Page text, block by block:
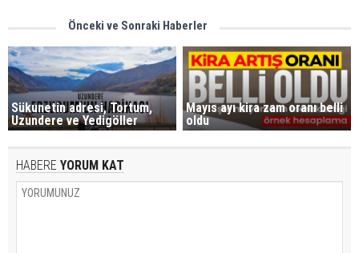
Önceki ve Sonraki Haberler
Sükunetin adresi, Tortum,
Uzundere ve Yedigöller
Mayıs ayı kira zam oranı belli
oldu
HABERE YORUM KAT